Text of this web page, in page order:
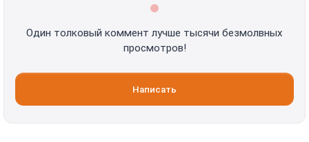
Один толковый коммент лучше тысячи безмолвных
просмотров!
Написать